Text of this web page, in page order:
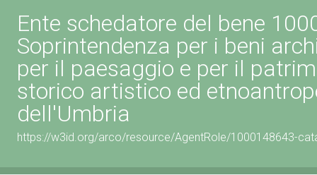
Ente schedatore del bene
Soprintendenza per i beni
per il paesaggio e per il
storico artistico ed
dell'Umbria
https://w3id.org/arco/resource/AgentRole/1000148643-